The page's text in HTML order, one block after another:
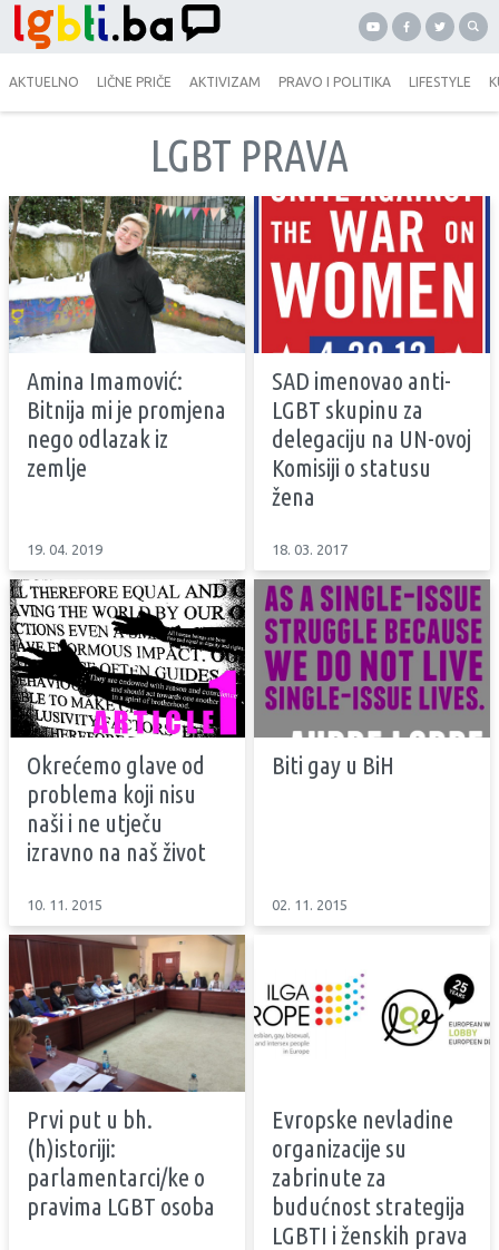
AKTUELNO LIČNE PRIČE AKTIVIZAM PRAVO I POLITIKA LIFESTYLE
LGBT PRAVA
Amina Imamović:
Bitnija mi je promjena
nego odlazak iz
zemlje
19. 04. 2019
SAD imenovao anti-
LGBT skupinu za
delegaciju na UN-ovoj
Komisiji o statusu
žena
18. 03. 2017
Okrećemo glave od
problema koji nisu
naši i ne utječu
izravno na naš život
10. 11. 2015
Biti gay u BiH
02. 11. 2015
Prvi put u bh.
(h)istoriji:
parlamentarci/ke o
pravima LGBT osoba
Evropske nevladine
organizacije su
zabrinute za
budućnost strategija
LGBTI i ženskih prava